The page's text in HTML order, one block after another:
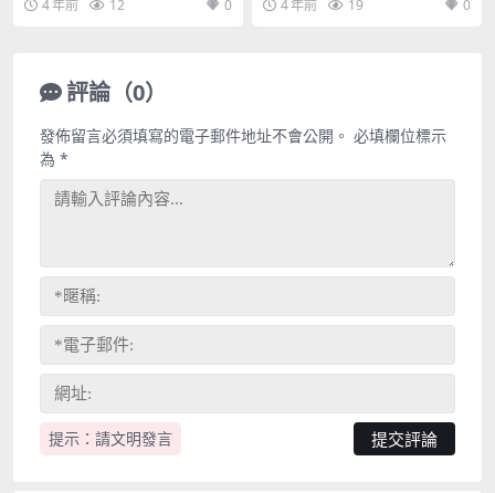
4 年前 12 0 4 年前 19 0
評論（0）
提示：請文明發言
發佈留言必須填寫的電子郵件地址不會公開。 必填欄位標示
為 *